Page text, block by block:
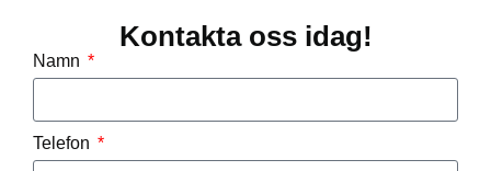
Kontakta oss idag!
Namn
Telefon